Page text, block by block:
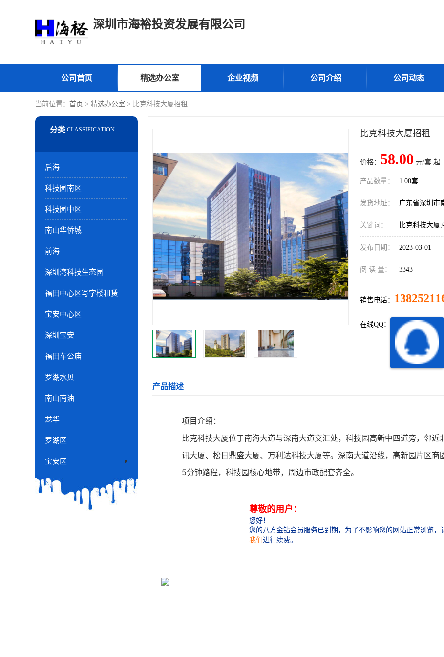
深圳市海裕投资发展有限公司
公司首页 精选办公室 企业视频 公司介绍 公司动态
当前位置： 首页 > 精选办公室 > 比克科技大厦招租
后海
科技园南区
科技园中区
南山华侨城
前海
深圳湾科技生态园
福田中心区写字楼租赁
宝安中心区
深圳宝安
福田车公庙
罗湖水贝
南山南油
龙华
罗湖区
宝安区
比克科技大厦招租
价格： 58.00 元/套 起
产品数量： 1.00套
发货地址： 广东省深圳市
关键词： 比克科技大厦,
发布日期： 2023-03-01
阅 读 量： 3343
销售电话：
在线QQ：
产品描述
项目介绍：
比克科技大厦位于南海大道与深南大道交汇处，科技园高新中四道旁，邻
讯大厦、松日鼎盛大厦、万利达科技大厦等。深南大道沿线，高新园片区商
5分钟路程，科技园核心地带，周边市政配套齐全。
面积信息：220-280-360-460-520-750-800-1200-2300㎡，
装修情况： 精装修、视野开阔，采光通透;